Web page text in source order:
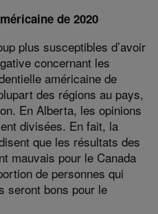
de 2020
plus susceptibles d’avoir
concernant les
américaine de
des régions au pays,
En Alberta, les opinions
divisées. En fait, la
que les résultats des
mauvais pour le Canada
de personnes qui
seront bons pour le